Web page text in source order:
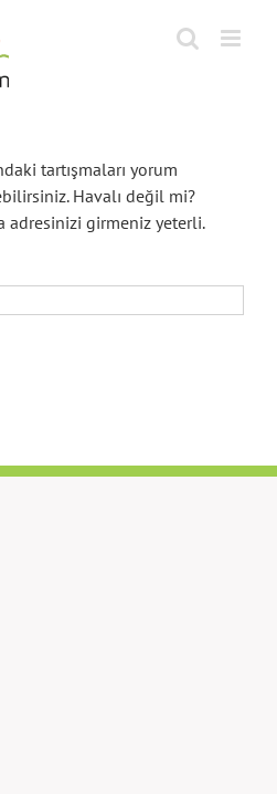
tartışmaları yorum
Havalı değil mi?
adresinizi girmeniz yeterli.